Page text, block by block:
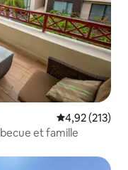
Note
4,92 (213)
et famille